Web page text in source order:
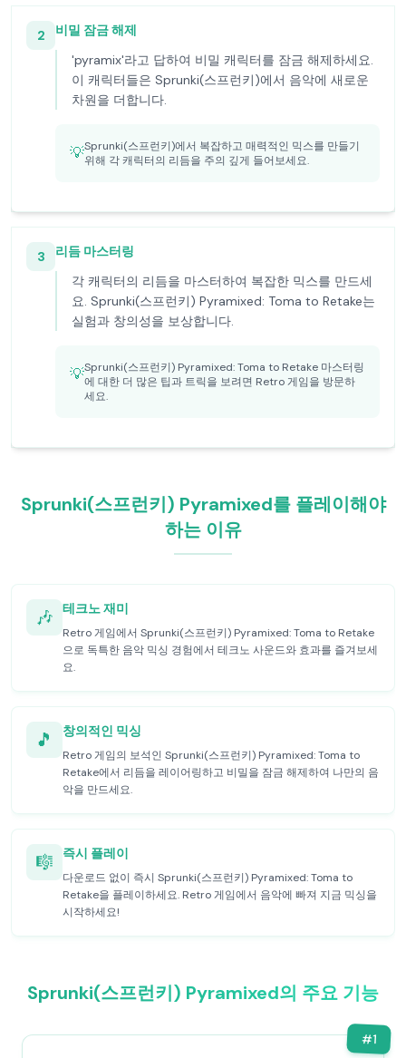
2
비밀 잠금 해제
'pyramix'라고 답하여 비밀 캐릭터를 잠금 해제하세요.
이 캐릭터들은 Sprunki(스프런키)에서 음악에 새로운
차원을 더합니다.
💡Sprunki(스프런키)에서 복잡하고 매력적인 믹스를 만들기
위해 각 캐릭터의 리듬을 주의 깊게 들어보세요.
3
리듬 마스터링
각 캐릭터의 리듬을 마스터하여 복잡한 믹스를 만드세
요. Sprunki(스프런키) Pyramixed: Toma to Retake는
실험과 창의성을 보상합니다.
💡Sprunki(스프런키) Pyramixed: Toma to Retake 마스터링
에 대한 더 많은 팁과 트릭을 보려면 Retro 게임을 방문하
세요.
Sprunki(스프런키) Pyramixed를 플레이해야
하는 이유
🎶 테크노 재미
Retro 게임에서 Sprunki(스프런키) Pyramixed: Toma to Retake
으로 독특한 음악 믹싱 경험에서 테크노 사운드와 효과를 즐겨보세
요.
🎵 창의적인 믹싱
Retro 게임의 보석인 Sprunki(스프런키) Pyramixed: Toma to
Retake에서 리듬을 레이어링하고 비밀을 잠금 해제하여 나만의 음
악을 만드세요.
🎼 즉시 플레이
다운로드 없이 즉시 Sprunki(스프런키) Pyramixed: Toma to
Retake을 플레이하세요. Retro 게임에서 음악에 빠져 지금 믹싱을
시작하세요!
Sprunki(스프런키) Pyramixed의 주요 기능
#1